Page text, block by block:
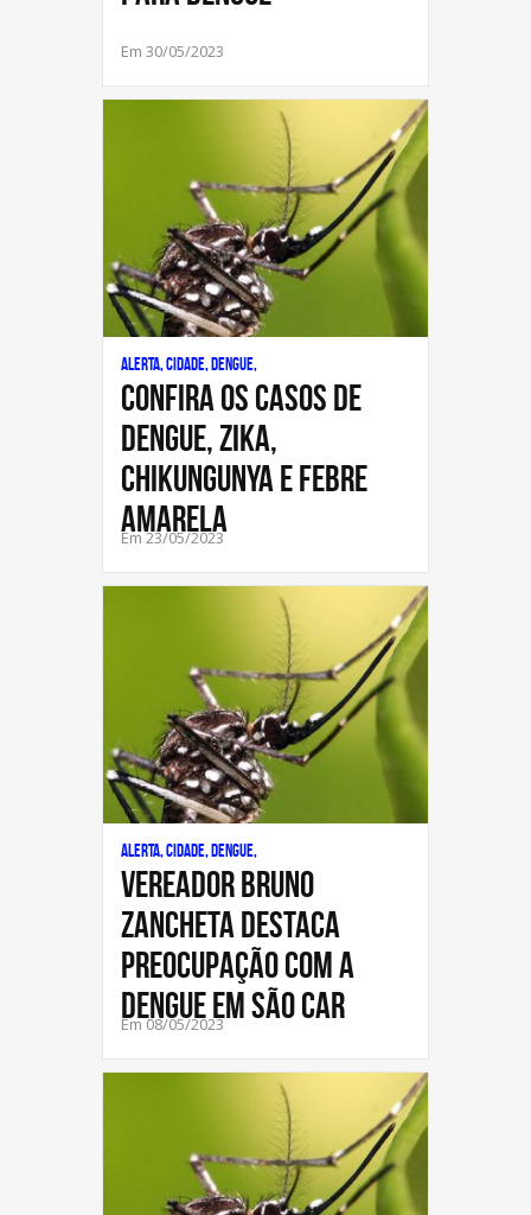
Em 30/05/2023
Alerta, Cidade, Dengue,
CONFIRA OS CASOS DE
DENGUE, ZIKA,
CHIKUNGUNYA E FEBRE
AMARELA
Em 23/05/2023
Alerta, Cidade, Dengue,
Vereador Bruno
Zancheta destaca
preocupação com a
dengue em São Car
Em 08/05/2023